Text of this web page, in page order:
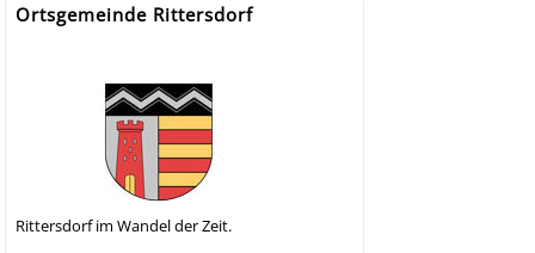
Ortsgemeinde Rittersdorf
Rittersdorf im Wandel der Zeit.